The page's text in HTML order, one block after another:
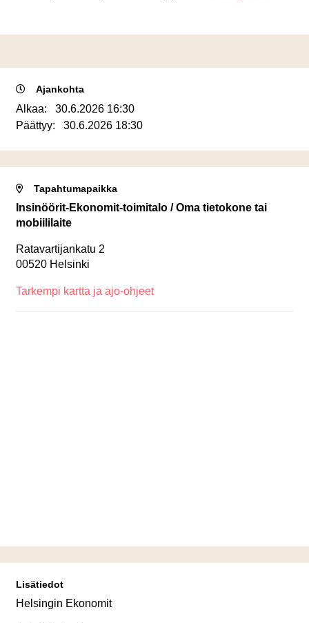
Ajankohta
Alkaa: 30.6.2026 16:30
Päättyy: 30.6.2026 18:30
Tapahtumapaikka
Insinöörit-Ekonomit-toimitalo / Oma tietokone tai
mobiililaite
Ratavartijankatu 2
00520 Helsinki
Tarkempi kartta ja ajo-ohjeet
Lisätiedot
Helsingin Ekonomit